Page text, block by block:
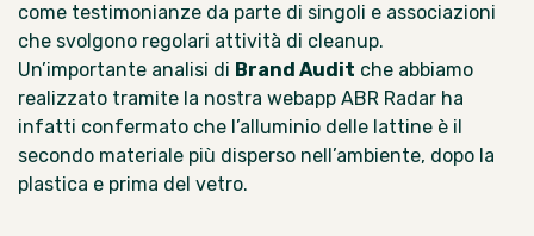
come testimonianze da parte di singoli e associazioni
che svolgono regolari attività di cleanup.
Un’importante analisi di Brand Audit che abbiamo
realizzato tramite la nostra webapp ABR Radar ha
infatti confermato che l’alluminio delle lattine è il
secondo materiale più disperso nell’ambiente, dopo la
plastica e prima del vetro.